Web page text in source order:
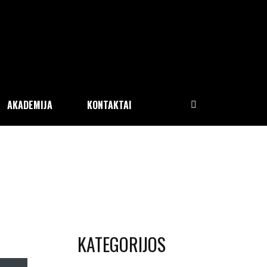
AKADEMIJA KONTAKTAI
KATEGORIJOS